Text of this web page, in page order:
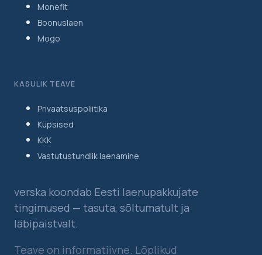
Monefit
Boonuslaen
Mogo
KASULIK TEAVE
Privaatsuspoliitika
Küpsised
KKK
Vastutustundlik laenamine
verska koondab Eesti laenupakkujate
tingimused — tasuta, sõltumatult ja
läbipaistvalt.
Teave on informatiivne. Lõplikud